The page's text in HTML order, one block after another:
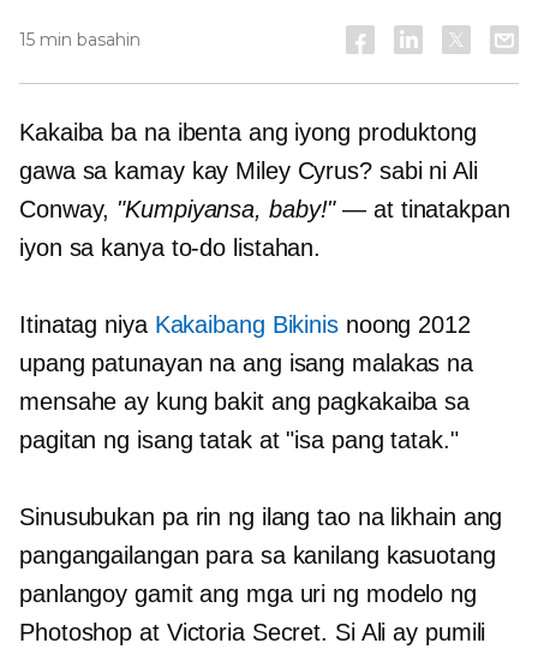
15 min basahin
Kakaiba ba na ibenta ang iyong produktong
gawa sa kamay kay Miley Cyrus? sabi ni Ali
Conway, "Kumpiyansa, baby!"— at tinatakpan
iyon sa kanya to-do listahan.
Itinatag niya Kakaibang Bikinisnoong 2012
upang patunayan na ang isang malakas na
mensahe ay kung bakit ang pagkakaiba sa
pagitan ng isang tatak at "isa pang tatak."
Sinusubukan pa rin ng ilang tao na likhain ang
pangangailangan para sa kanilang kasuotang
panlangoy gamit ang mga uri ng modelo ng
Photoshop at Victoria Secret. Si Ali ay pumili